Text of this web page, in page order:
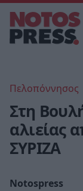
Πελοπόννησος
Στη
αλιείας
ΣΥΡΙΖΑ
Notospress